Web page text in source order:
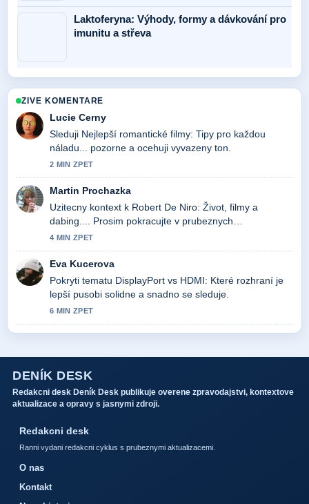
Laktoferyna: Výhody, formy a dávkování pro
imunitu a střeva
ZIVE KOMENTARE
Lucie Cerny
Sleduji Nejlepší romantické filmy: Tipy pro každou
náladu... pozorne a ocehuji vyvazeny ton.
2 MIN ZPET
Martin Prochazka
Uzitecny kontext k Robert De Niro: Život, filmy a
dabing.... Prosim pokracujte v prubeznych
aktualizacich.
4 MIN ZPET
Eva Kucerova
Pokryti tematu DisplayPort vs HDMI: Které rozhraní je
lepší pusobi solidne a snadno se sleduje.
6 MIN ZPET
DENÍK DESK
Redakcni desk Deník Desk publikuje overene zpravodajstvi, kontextove
aktualizace a opravy s jasnymi zdroji.
Redakcni desk
Ranni vydani redakcni cyklus s prubeznymi aktualizacemi.
O nas
Kontakt